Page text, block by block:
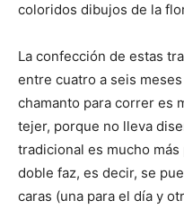
coloridos dibujos de la
La confección de estas
entre cuatro a seis
chamanto para correr es
tejer, porque no lleva
tradicional es mucho
doble faz, es decir, se
caras (una para el día y